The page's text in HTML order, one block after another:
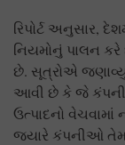
રિપોર્ટ અનુસાર,
નિયમોનું પાલન
છે. સૂત્રોએ
આવી છે કે જે
ઉત્પાદનો
જ્યારે કંપનીઓ